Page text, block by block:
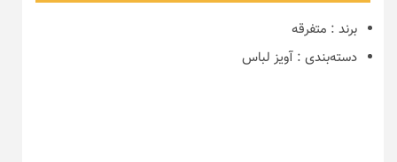
برند : متفرقه
دسته‌بندی : آویز لباس